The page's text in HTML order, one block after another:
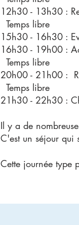
12h30 - 13h30 :
Temps libre
15h30 - 16h30 :
16h30 - 19h00 :
Temps libre
20h00 - 21h00 :
Temps libre
21h30 - 22h30 :
Il y a de
C'est un séjour qui
Cette journée type